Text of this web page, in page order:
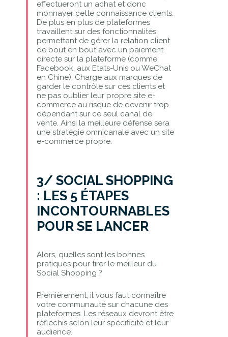
effectueront un achat et donc
monnayer cette connaissance clients.
De plus en plus de plateformes
travaillent sur des fonctionnalités
permettant de gérer la relation client
de bout en bout avec un paiement
directe sur la plateforme (comme
Facebook, aux Etats-Unis ou WeChat
en Chine). Charge aux marques de
garder le contrôle sur ces clients et
ne pas oublier leur propre site e-
commerce au risque de devenir trop
dépendant sur ce seul canal de
vente. Ainsi la meilleure défense sera
une stratégie omnicanale avec un site
e-commerce propre.
3/ SOCIAL SHOPPING
: LES 5 ÉTAPES
INCONTOURNABLES
POUR SE LANCER
Alors, quelles sont les bonnes
pratiques pour tirer le meilleur du
Social Shopping ?
Premièrement, il vous faut connaître
votre communauté sur chacune des
plateformes. Les réseaux devront être
réfléchis selon leur spécificité et leur
audience.